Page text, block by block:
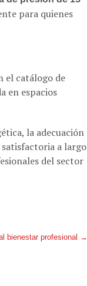
para quienes
el catálogo de
en espacios
la adecuación
a largo
del sector
bienestar profesional →